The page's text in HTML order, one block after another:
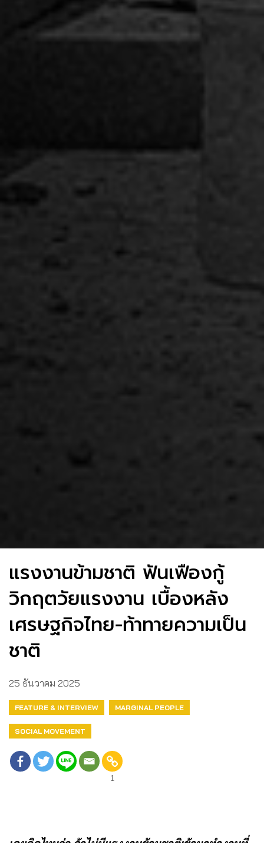
แรงงานข้ามชาติ ฟันเฟืองกู้
วิกฤตวัยแรงงาน เบื้องหลัง
เศรษฐกิจไทย-ท้าทายความเป็น
ชาติ
25 ธันวาคม 2025
FEATURE & INTERVIEW MARGINAL PEOPLE
SOCIAL MOVEMENT
1